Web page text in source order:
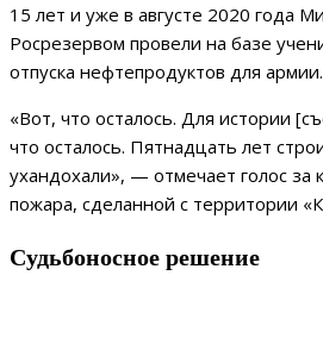
15 лет и уже в августе 2020 года
Росрезервом провели на базе
отпуска нефтепродуктов для армии.
«Вот, что осталось. Для истории
что осталось. Пятнадцать лет
ухандохали», — отмечает голос за
пожара, сделанной с территории
Судьбоносное решение